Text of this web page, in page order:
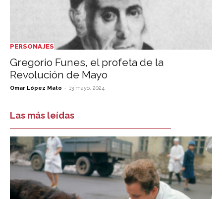
PERSONAJES
Gregorio Funes, el profeta de la
Revolución de Mayo
Omar López Mato - 13 mayo, 2024
Las más leídas